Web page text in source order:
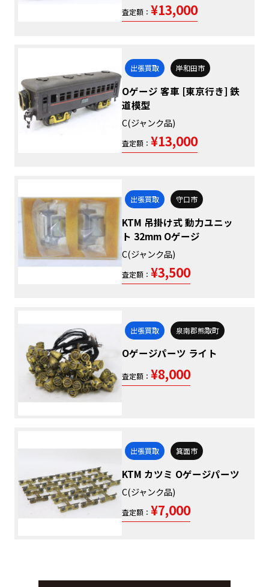
査定額： ¥13,000
出張買取 岸和田市
Oゲージ 客車 [東京行き] 鉄
道模型
C(ジャンク品)
査定額： ¥13,000
出張買取 守口市
KTM 吊掛け式 動力ユニッ
ト 32mm Oゲージ
C(ジャンク品)
査定額： ¥3,500
出張買取 泉南郡熊取町
Oゲージパーツ ライト
査定額： ¥8,000
出張買取 箕面市
KTM カツミ Oゲージパーツ
C(ジャンク品)
査定額： ¥7,000